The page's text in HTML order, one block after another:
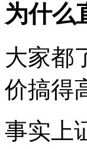
为什么
大家都
价搞得
事实上